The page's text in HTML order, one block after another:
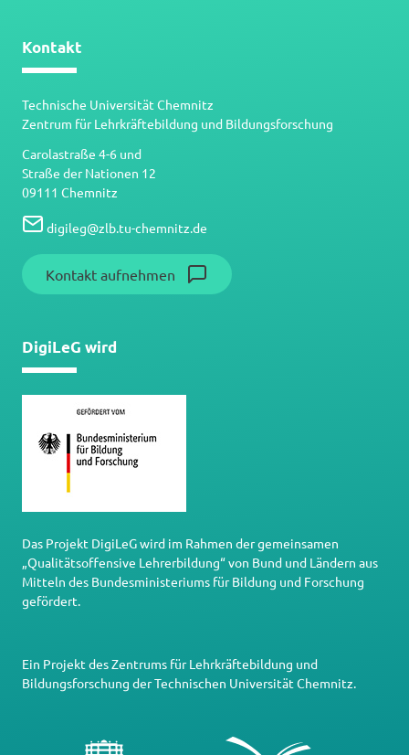
Kontakt
Technische Universität Chemnitz
Zentrum für Lehrkräftebildung und Bildungsforschung
Carolastraße 4-6 und
Straße der Nationen 12
09111 Chemnitz
digileg@zlb.tu-chemnitz.de
Kontakt aufnehmen
DigiLeG wird
Das Projekt DigiLeG wird im Rahmen der gemeinsamen
„Qualitätsoffensive Lehrerbildung“ von Bund und Ländern aus
Mitteln des Bundesministeriums für Bildung und Forschung
gefördert.
Ein Projekt desZentrums für Lehrkräftebildung und
Bildungsforschung derTechnischen Universität Chemnitz